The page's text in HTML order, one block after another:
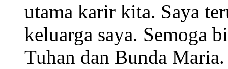
utama karir kita. Saya
keluarga saya. Semoga
Tuhan dan Bunda